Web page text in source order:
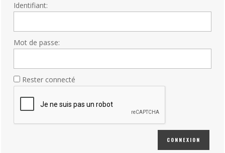
Identifiant:
Mot de passe:
Rester connecté
CONNEXION